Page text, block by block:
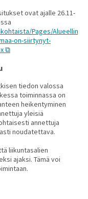
ovat ajalle 26.11-
Pages/Alueellinen-
on-siirtynyt-
tiedon valossa
toiminnassa on
heikentyminen
yleisiä
annettuja
noudatettava.
liikuntasalien
ajaksi. Tämä voi